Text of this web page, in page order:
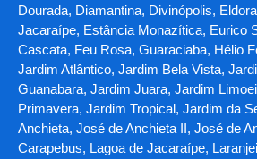
Dourada, Diamantina, Divinópolis,
Jacaraípe, Estância Monazítica, Eurico
Cascata, Feu Rosa, Guaraciaba, Hélio
Jardim Atlântico, Jardim Bela Vista,
Guanabara, Jardim Juara, Jardim
Primavera, Jardim Tropical, Jardim da
Anchieta, José de Anchieta II, José de
Carapebus, Lagoa de Jacaraípe,